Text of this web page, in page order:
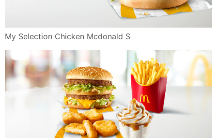
My Selection Chicken Mcdonald S